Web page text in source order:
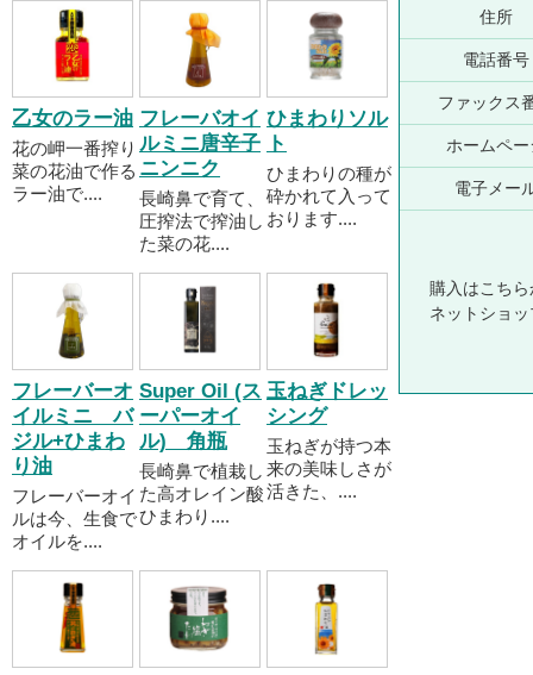
乙女のラー油
花の岬一番搾り
菜の花油で作る
ラー油で....
フレーバオイ
ルミニ唐辛子
ニンニク
長崎鼻で育て、
圧搾法で搾油し
た菜の花....
ひまわりソル
ト
ひまわりの種が
砕かれて入って
おります....
フレーバーオ
イルミニ バ
ジル+ひまわ
り油
フレーバーオイ
ルは今、生食で
オイルを....
Super Oil (ス
ーパーオイ
ル) 角瓶
長崎鼻で植栽し
た高オレイン酸
ひまわり....
玉ねぎドレッ
シング
玉ねぎが持つ本
来の美味しさが
活きた、....
住所
電話番号
ファックス
ホームペー
電子メー
購入はこちら
ネットショ